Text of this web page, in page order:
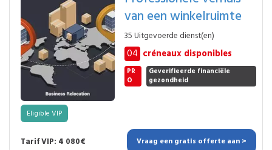
van een winkelruimte
35 Uitgevoerde dienst(en)
04 créneaux disponibles
PR
O
Geverifieerde financiële
gezondheid
Eligible VIP
Tarif VIP: 4 080€ Vraag een gratis offerte aan >